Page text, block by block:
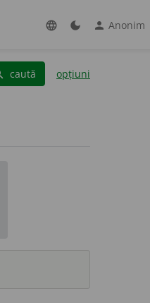
language dark_mode person Anonim
caută opțiuni